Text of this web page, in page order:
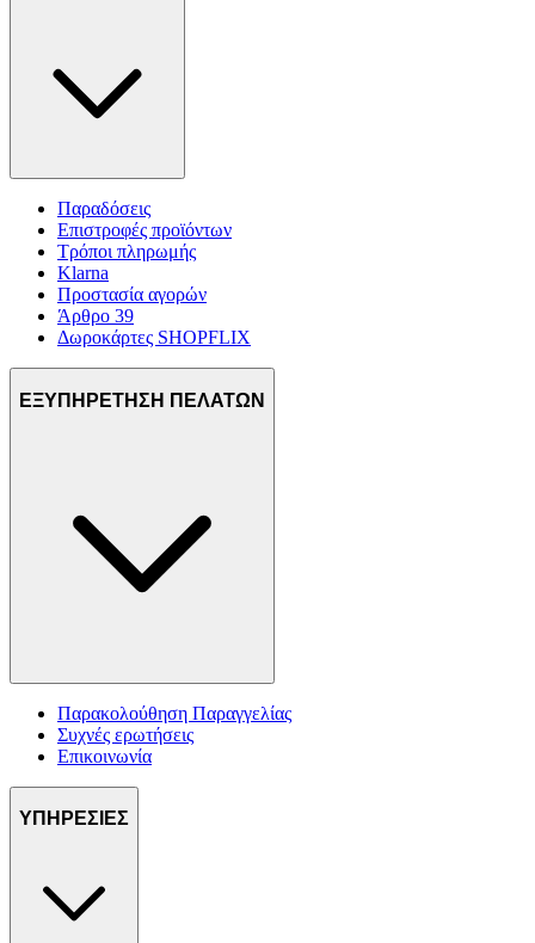
Παραδόσεις
Επιστροφές προϊόντων
Τρόποι πληρωμής
Klarna
Προστασία αγορών
Άρθρο 39
Δωροκάρτες SHOPFLIX
ΕΞΥΠΗΡΕΤΗΣΗ ΠΕΛΑΤΩΝ
Παρακολούθηση Παραγγελίας
Συχνές ερωτήσεις
Επικοινωνία
ΥΠΗΡΕΣΙΕΣ